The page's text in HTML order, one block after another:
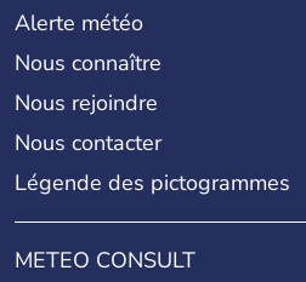
Alerte météo
Nous connaître
Nous rejoindre
Nous contacter
Légende des pictogrammes
METEO CONSULT